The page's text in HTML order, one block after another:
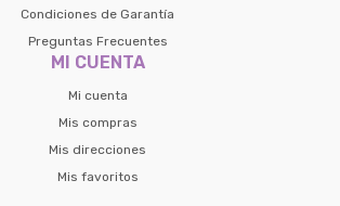
Condiciones de Garantía
Preguntas Frecuentes
MI CUENTA
Mi cuenta
Mis compras
Mis direcciones
Mis favoritos